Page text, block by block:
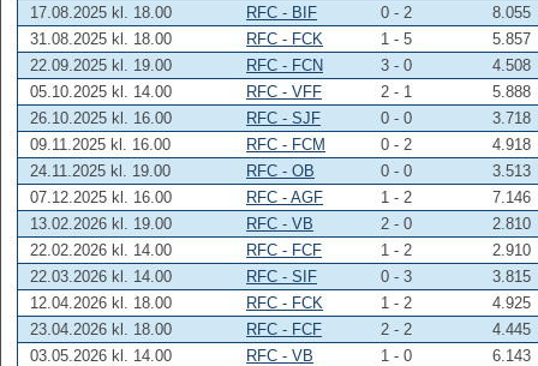
17.08.2025 kl. 18.00
RFC - BIF 0 - 2
8.055
31.08.2025 kl. 18.00
RFC - FCK 1 - 5
5.857
22.09.2025 kl. 19.00
RFC - FCN 3 - 0
4.508
05.10.2025 kl. 14.00
RFC - VFF 2 - 1
5.888
26.10.2025 kl. 16.00
RFC - SJF 0 - 0
3.718
09.11.2025 kl. 16.00
RFC - FCM 0 - 2
4.918
24.11.2025 kl. 19.00
RFC - OB 0 - 0
3.513
07.12.2025 kl. 16.00
RFC - AGF 1 - 2
7.146
13.02.2026 kl. 19.00
RFC - VB 2 - 0
2.810
22.02.2026 kl. 14.00
RFC - FCF 1 - 2
2.910
22.03.2026 kl. 14.00
RFC - SIF 0 - 3
3.815
12.04.2026 kl. 18.00
RFC - FCK 1 - 2
4.925
23.04.2026 kl. 18.00
RFC - FCF 2 - 2
4.445
03.05.2026 kl. 14.00
RFC - VB 1 - 0
6.143